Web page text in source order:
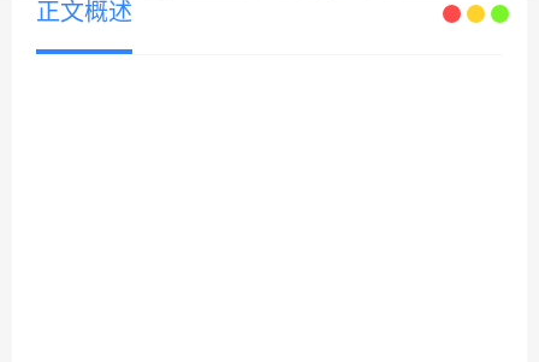
正文概述